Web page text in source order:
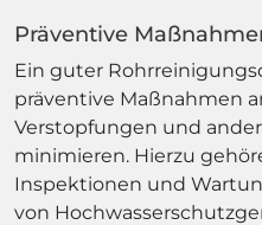
Präventive
Ein guter
präventive Maßnahmen
Verstopfungen und
minimieren. Hierzu
Inspektionen und
von